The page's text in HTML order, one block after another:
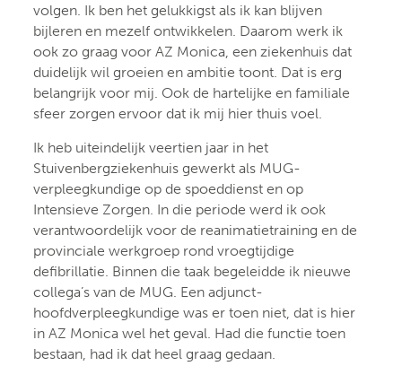
volgen. Ik ben het gelukkigst als ik kan blijven
bijleren en mezelf ontwikkelen. Daarom werk ik
ook zo graag voor AZ Monica, een ziekenhuis dat
duidelijk wil groeien en ambitie toont. Dat is erg
belangrijk voor mij. Ook de hartelijke en familiale
sfeer zorgen ervoor dat ik mij hier thuis voel.
Ik heb uiteindelijk veertien jaar in het
Stuivenbergziekenhuis gewerkt als MUG-
verpleegkundige op de spoeddienst en op
Intensieve Zorgen. In die periode werd ik ook
verantwoordelijk voor de reanimatietraining en de
provinciale werkgroep rond vroegtijdige
defibrillatie. Binnen die taak begeleidde ik nieuwe
collega’s van de MUG. Een adjunct-
hoofdverpleegkundige was er toen niet, dat is hier
in AZ Monica wel het geval. Had die functie toen
bestaan, had ik dat heel graag gedaan.